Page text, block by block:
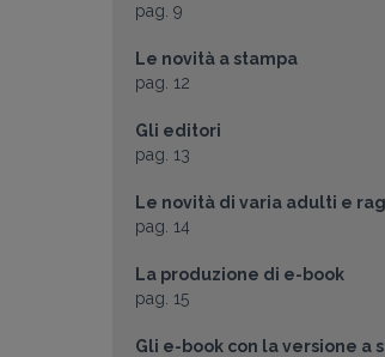
pag. 9
Le novità a stampa
pag. 12
Gli editori
pag. 13
Le novità di varia adulti e
pag. 14
La produzione di e-book
pag. 15
Gli e-book con la versione a